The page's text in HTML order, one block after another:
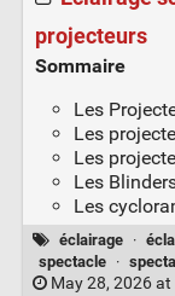
projecteurs
Sommaire
Les
Les
Les
Les
Les
éclairage ·
spectacle
·
May 28, 2026 at